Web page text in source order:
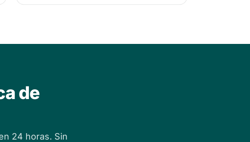
de
24 horas. Sin